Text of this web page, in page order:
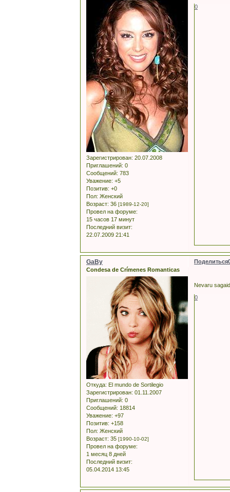
Зарегистрирован: 20.07.2008
Приглашений: 0
Сообщений: 783
Уважение: +5
Позитив: +0
Пол: Женский
Возраст: 36 [1989-12-20]
Провел на форуме:
15 часов 17 минут
Последний визит:
22.07.2009 21:41
0
Поделиться
GaBy
Condesa de Crímenes Romanticas
Откуда: El mundo de Sortilegio
Зарегистрирован: 01.11.2007
Приглашений: 0
Сообщений: 18814
Уважение: +97
Позитив: +158
Пол: Женский
Возраст: 35 [1990-10-02]
Провел на форуме:
1 месяц 8 дней
Последний визит:
05.04.2014 13:45
Nevaru
0